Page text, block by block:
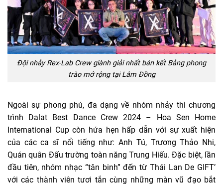
Đội nhảy Rex-Lab Crew giành giải nhất bán kết Bảng phong
trào mở rộng tại Lâm Đồng
Ngoài sự phong phú, đa dạng về nhóm nhảy thì chương
trình Dalat Best Dance Crew 2024 – Hoa Sen Home
International Cup còn hứa hẹn hấp dẫn với sự xuất hiện
của các ca sĩ nổi tiếng như: Anh Tú, Trương Thảo Nhi,
Quán quân Đấu trường toàn năng Trung Hiếu. Đặc biệt, lần
đầu tiên, nhóm nhạc “tân binh” đến từ Thái Lan De GIFT’
với các thành viên tươi tắn cùng những màn vũ đạo bắt